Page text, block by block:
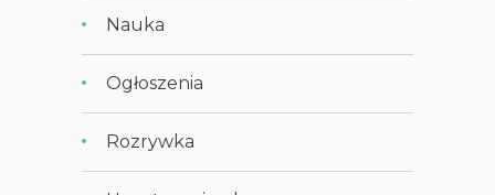
Nauka
Ogłoszenia
Rozrywka